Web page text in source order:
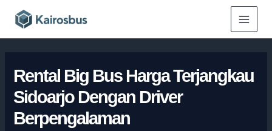
Main
Menu
Rental Big Bus Harga Terjangkau
Sidoarjo Dengan Driver
Berpengalaman